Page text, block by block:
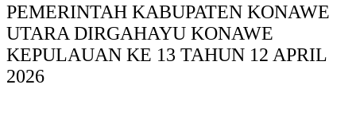
PEMERINTAH KABUPATEN KONAWE
UTARA DIRGAHAYU KONAWE
KEPULAUAN KE 13 TAHUN 12 APRIL
2026